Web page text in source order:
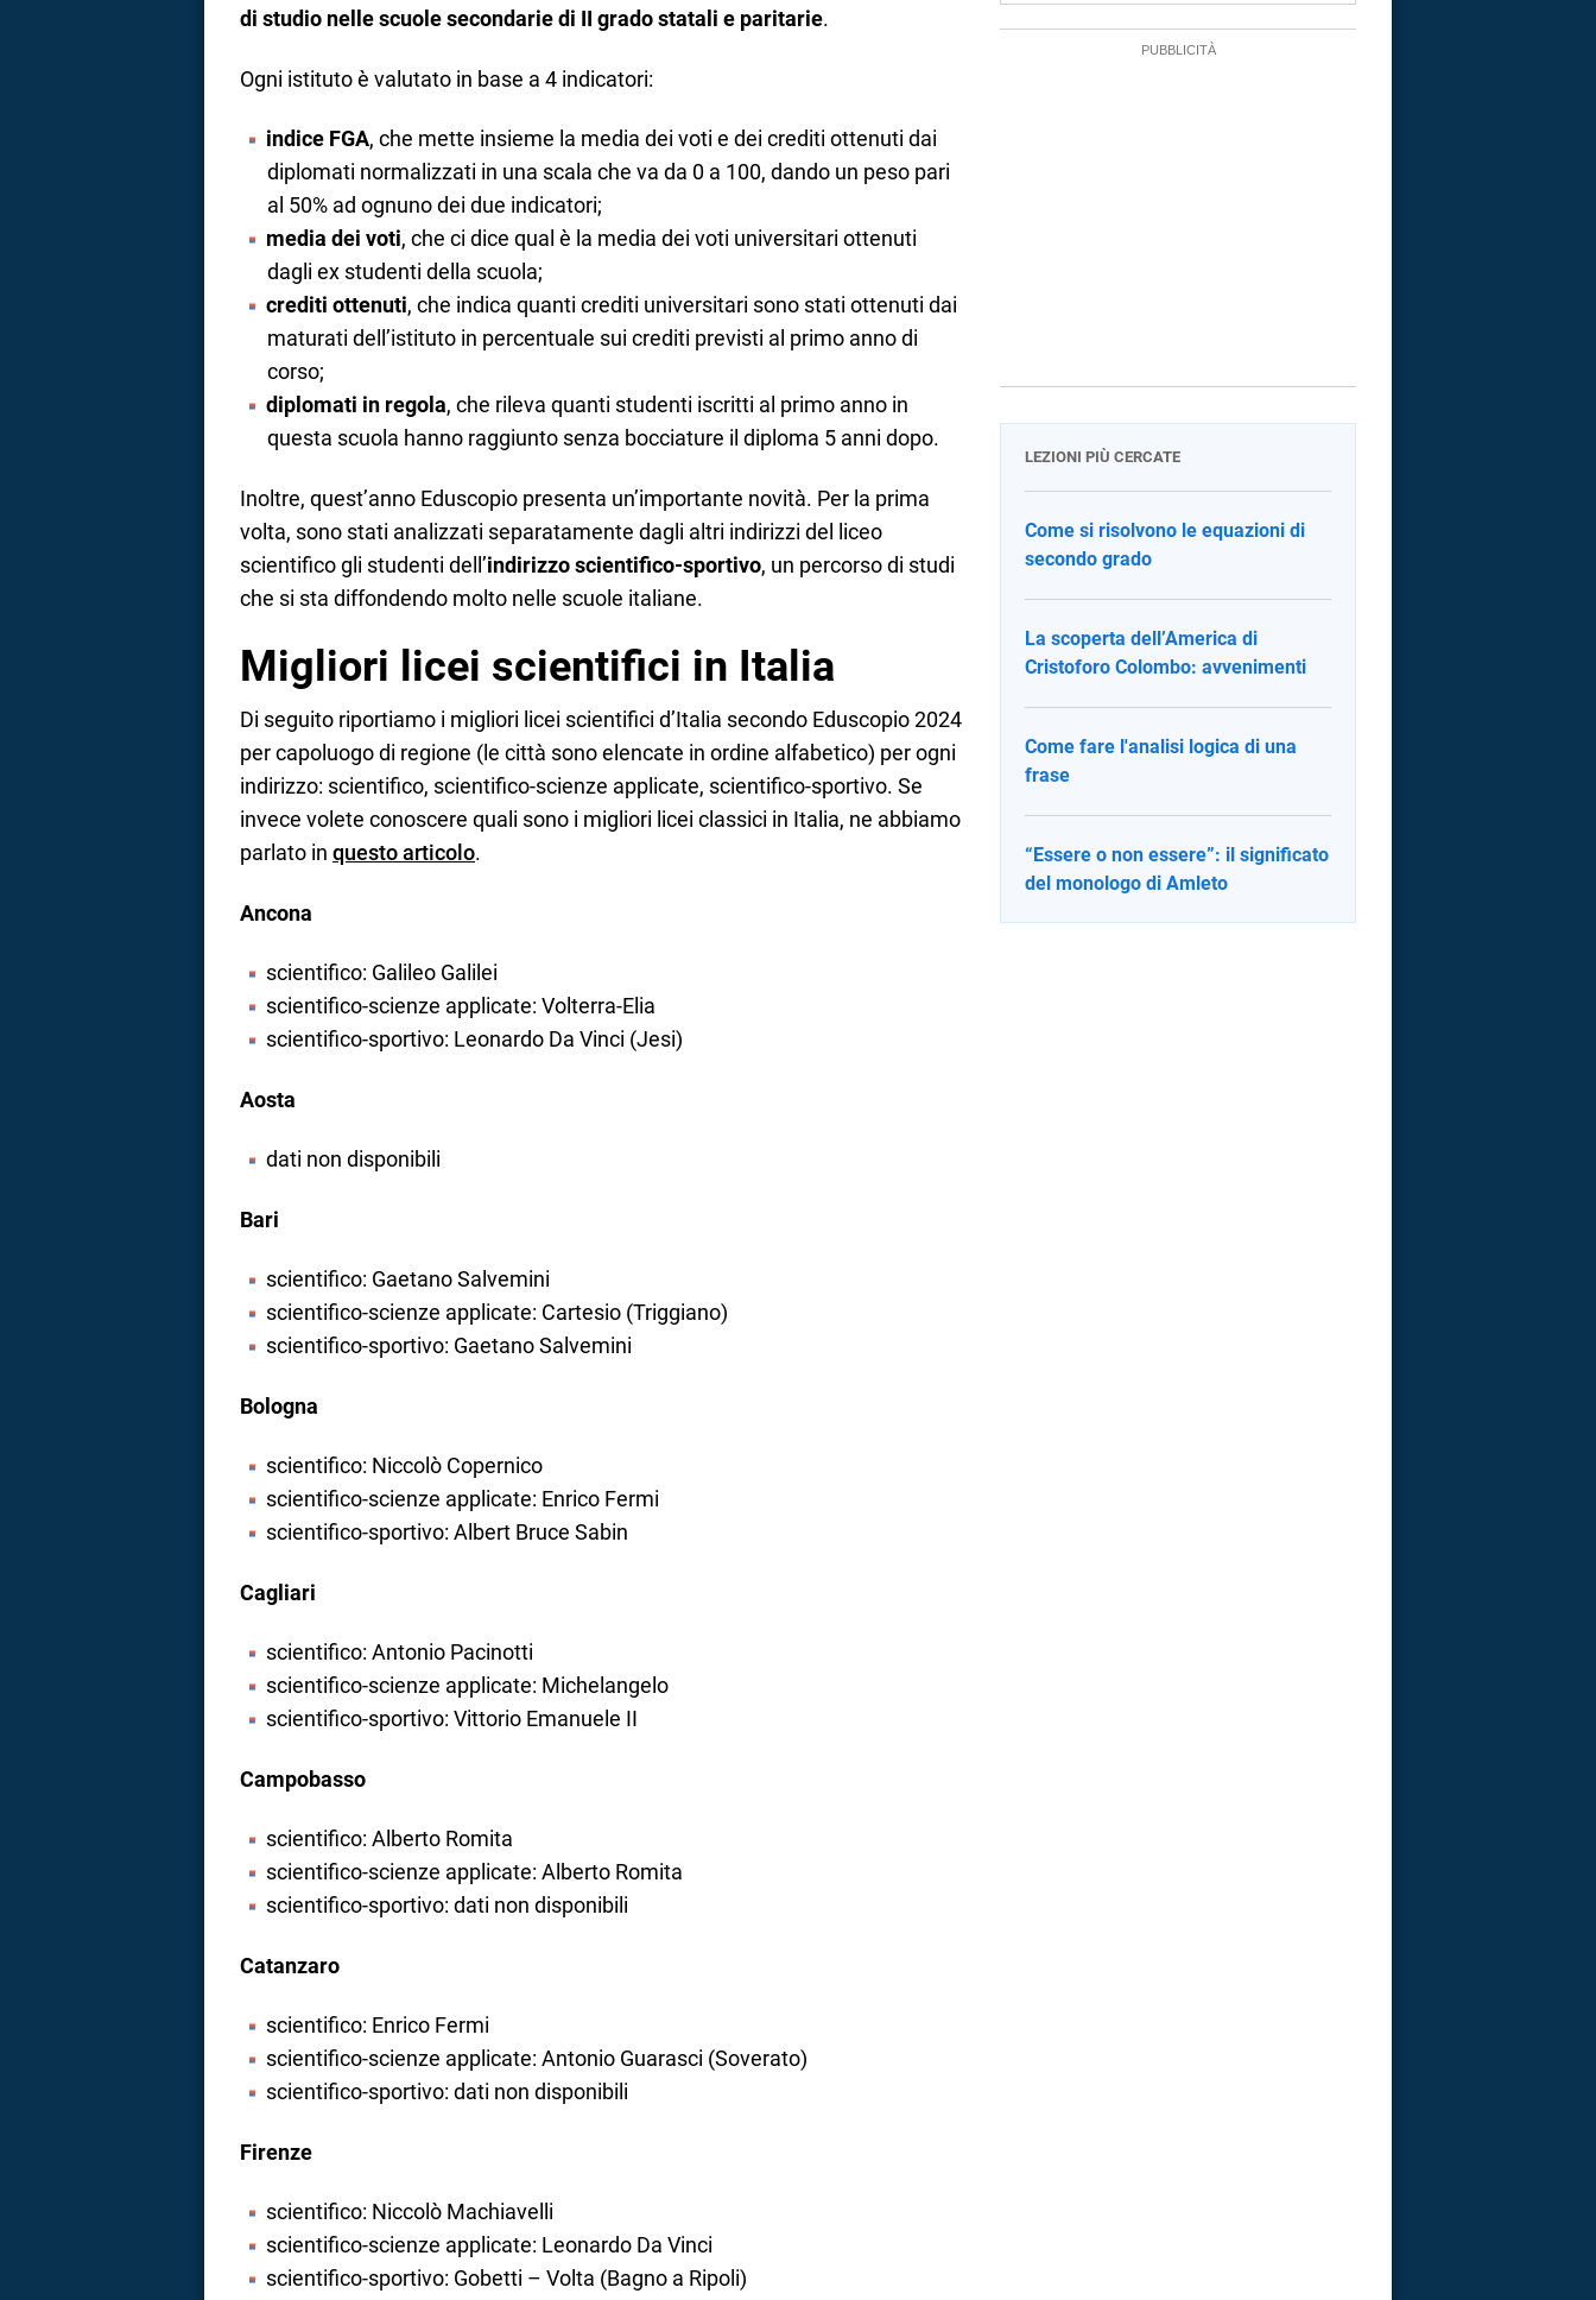
di studio nelle scuole secondarie di II grado statali e paritarie.
Ogni istituto è valutato in base a 4 indicatori:
indice FGA, che mette insieme la media dei voti e dei crediti ottenuti dai
diplomati normalizzati in una scala che va da 0 a 100, dando un peso pari
al 50% ad ognuno dei due indicatori;
media dei voti, che ci dice qual è la media dei voti universitari ottenuti
dagli ex studenti della scuola;
crediti ottenuti, che indica quanti crediti universitari sono stati ottenuti dai
maturati dell’istituto in percentuale sui crediti previsti al primo anno di
corso;
diplomati in regola, che rileva quanti studenti iscritti al primo anno in
questa scuola hanno raggiunto senza bocciature il diploma 5 anni dopo.
Inoltre, quest’anno Eduscopio presenta un’importante novità. Per la prima
volta, sono stati analizzati separatamente dagli altri indirizzi del liceo
scientifico gli studenti dell’indirizzo scientifico-sportivo, un percorso di studi
che si sta diffondendo molto nelle scuole italiane.
Migliori licei scientifici in Italia
Di seguito riportiamo i migliori licei scientifici d’Italia secondo Eduscopio 2024
per capoluogo di regione (le città sono elencate in ordine alfabetico) per ogni
indirizzo: scientifico, scientifico-scienze applicate, scientifico-sportivo. Se
invece volete conoscere quali sono i migliori licei classici in Italia, ne abbiamo
parlato in questo articolo.
Ancona
scientifico: Galileo Galilei
scientifico-scienze applicate: Volterra-Elia
scientifico-sportivo: Leonardo Da Vinci (Jesi)
Aosta
dati non disponibili
Bari
scientifico: Gaetano Salvemini
scientifico-scienze applicate: Cartesio (Triggiano)
scientifico-sportivo: Gaetano Salvemini
Bologna
scientifico: Niccolò Copernico
scientifico-scienze applicate: Enrico Fermi
scientifico-sportivo: Albert Bruce Sabin
Cagliari
scientifico: Antonio Pacinotti
scientifico-scienze applicate: Michelangelo
scientifico-sportivo: Vittorio Emanuele II
Campobasso
scientifico: Alberto Romita
scientifico-scienze applicate: Alberto Romita
scientifico-sportivo: dati non disponibili
Catanzaro
scientifico: Enrico Fermi
scientifico-scienze applicate: Antonio Guarasci (Soverato)
scientifico-sportivo: dati non disponibili
Firenze
scientifico: Niccolò Machiavelli
scientifico-scienze applicate: Leonardo Da Vinci
scientifico-sportivo: Gobetti – Volta (Bagno a Ripoli)
LEZIONI PIÙ CERCATE
Come si risolvono le equazioni di
secondo grado
La scoperta dell’America di
Cristoforo Colombo: avvenimenti
Come fare l'analisi logica di una
frase
“Essere o non essere”: il significato
del monologo di Amleto